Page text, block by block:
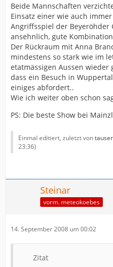
Beide Mannschaften
Einsatz einer wie auch
Angriffsspiel der Beyeröhder
ansehnlich, gute
Der Rückraum mit Anna
mindestens so stark wie im
etatmässigen Aussen wieder
dass ein Besuch in
einiges abfordert..
Wie ich weiter oben schon
PS: Die beste Show bei
Einmal editiert, zuletzt von
23:36)
Steinar
vorm. meteokoebes
14. September 2008 um 00:02
Zitat